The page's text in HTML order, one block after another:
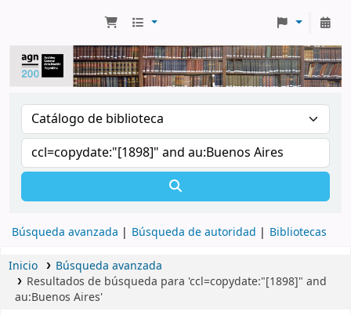
Búsqueda avanzada Búsqueda de autoridad Bibliotecas
Inicio
Búsqueda avanzada
Resultados de búsqueda para 'ccl=copydate:"[1898]" and
au:Buenos Aires'